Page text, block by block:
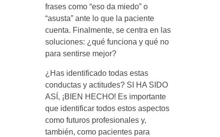
frases como “eso da miedo” o
“asusta” ante lo que la paciente
cuenta. Finalmente, se centra en las
soluciones: ¿qué funciona y qué no
para sentirse mejor?
¿Has identificado todas estas
conductas y actitudes? SI HA SIDO
ASÍ, ¡BIEN HECHO! Es importante
que identificar todos estos aspectos
como futuros profesionales y,
también, como pacientes para